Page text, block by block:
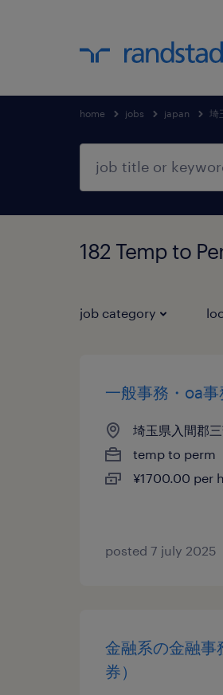
home jobs japan 埼
182 Temp to
job category
一般事務・oa事
埼玉県入間郡三
temp to perm
¥1700.00 per
posted 7 july 2025
金融系の金融事
券）